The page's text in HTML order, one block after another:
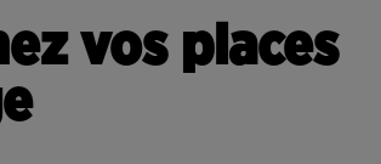
vos places